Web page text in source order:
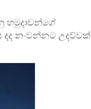
හමුදාවන්ගේ
දද නංවන්නට උදව්වක්